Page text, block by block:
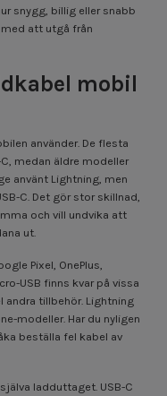
snygg, billig eller snabb
att utgå från
mobil
använder. De flesta
medan äldre modeller
använt Lightning, men
C. Det gör stor skillnad,
och vill undvika att
ut.
Pixel, OnePlus,
USB finns kvar på vissa
andra tillbehör. Lightning
modeller. Har du nyligen
beställa fel kabel av
ladduttaget. USB-C